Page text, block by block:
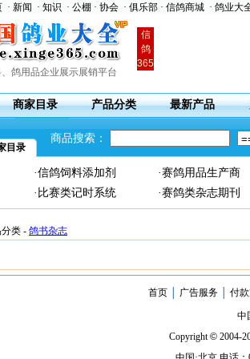
· 新闻 · 知识 · 公棚 · 协会· 俱乐部· 信鸽商城· 鸽业大
鸽用品企业展示展销平台
信
鸽
365
商家目录 产品分类 最新产品
目录
商品搜索：
·信鸽饲料添加剂
·赛鸽用品生产商
·比赛类记时系统 ·赛鸽类杂志期刊
类 - 鸽书杂志
首页│ 广告服务│ 付
中
Copyright© 2004-